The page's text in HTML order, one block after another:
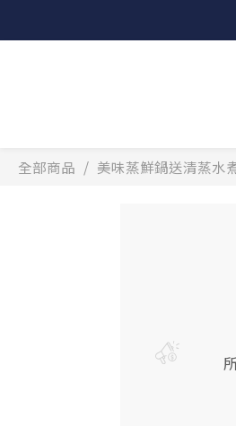
全部商品 美味蒸鮮鍋送清蒸水